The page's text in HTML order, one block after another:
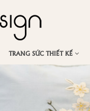
TRANG SỨC THIẾT KẾ